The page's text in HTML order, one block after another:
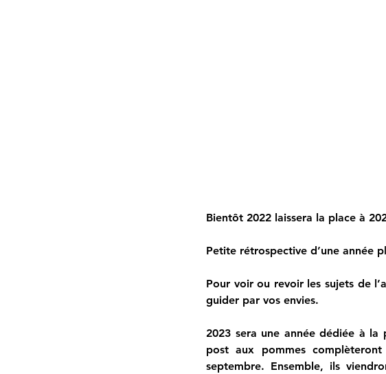
Bientôt 2022 laissera la place à
Petite rétrospective d’une année
Pour voir ou revoir les sujets de
guider par vos envies.
2023 sera une année dédiée à la
post aux pommes
septembre. Ensemble, ils